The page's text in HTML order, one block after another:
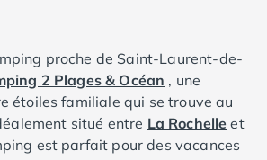
proche de Saint-Laurent-de-
2 Plages & Océan , une
étoiles familiale qui se trouve au
situé entre La Rochelle et
est parfait pour des vacances